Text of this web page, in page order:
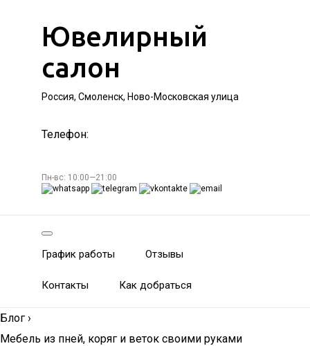
Ювелирный
салон
Россия, Смоленск, Ново-Московская улица
Телефон:
Пн-вс: 10:00—21:00
График работы Отзывы
Контакты Как добраться
Блог ›
Мебель из пней, коряг и веток своими руками